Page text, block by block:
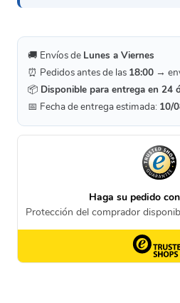
🚚 Envíos de Lunes a Viernes
⏰ Pedidos antes de las 18:00 →
📦 Disponible para entrega en 24
📅 Fecha de entrega estimada: 10/